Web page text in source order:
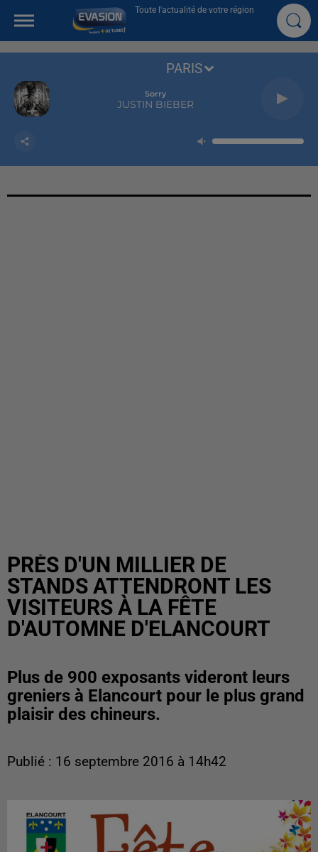
Toute l'actualité de votre région
Sorry
JUSTIN BIEBER
PARIS
PRÈS D'UN MILLIER DE
STANDS ATTENDRONT LES
VISITEURS À LA FÊTE
D'AUTOMNE D'ELANCOURT
Plus de 900 exposants videront leurs
greniers à Elancourt pour le plus grand
plaisir des chineurs.
Publié : 16 septembre 2016 à 14h42